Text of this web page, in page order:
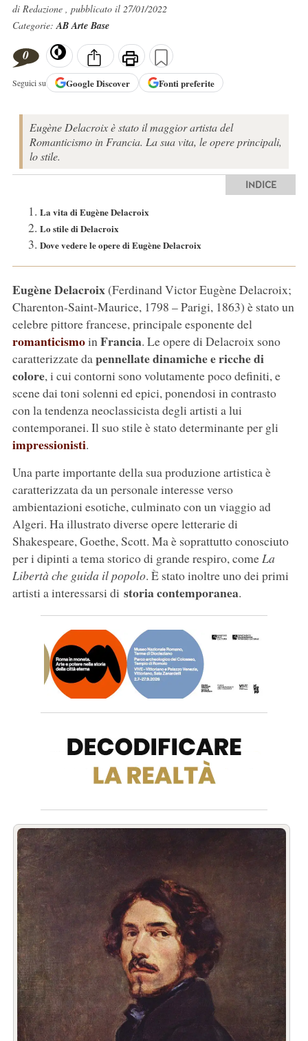
di Redazione , pubblicato il 27/01/2022
Categorie:AB Arte Base
0
Seguici su GoogleDiscover Fonti preferite
Eugène Delacroix è stato il maggior artista del
Romanticismo in Francia. La sua vita, le opere principali,
lo stile.
INDICE
La vita di Eugène Delacroix
Lo stile di Delacroix
Dove vedere le opere di Eugène Delacroix
Eugène Delacroix(Ferdinand Victor Eugène Delacroix;
Charenton-Saint-Maurice, 1798 – Parigi, 1863) è stato un
celebre pittore francese, principale esponente del
romanticismoinFrancia. Le opere di Delacroix sono
caratterizzate dapennellate dinamiche e ricche di
colore, i cui contorni sono volutamente poco definiti, e
scene dai toni solenni ed epici, ponendosi in contrasto
con la tendenza neoclassicista degli artisti a lui
contemporanei. Il suo stile è stato determinante per gli
impressionisti.
Una parte importante della sua produzione artistica è
caratterizzata da un personale interesse verso
ambientazioni esotiche, culminato con un viaggio ad
Algeri. Ha illustrato diverse opere letterarie di
Shakespeare, Goethe, Scott. Ma è soprattutto conosciuto
per i dipinti a tema storico di grande respiro, comeLa
Libertà che guida il popolo. È stato inoltre uno dei primi
artisti a interessarsi di storia contemporanea.